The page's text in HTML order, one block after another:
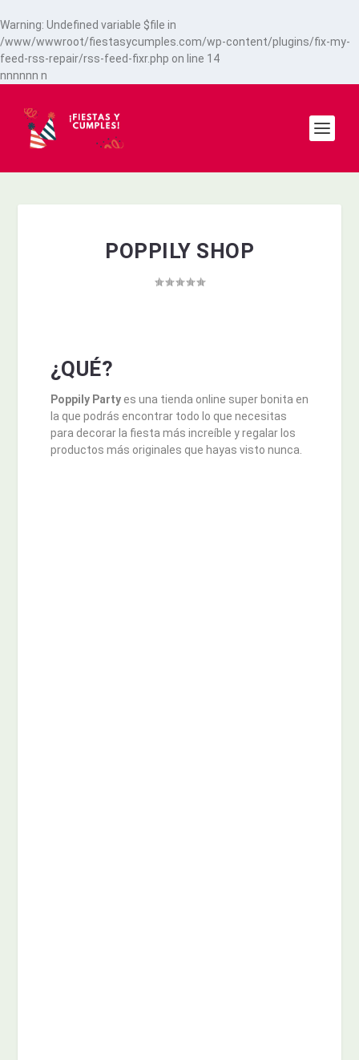
Warning: Undefined variable $file in
/www/wwwroot/fiestasycumples.com/wp-content/plugins/fix-my-
feed-rss-repair/rss-feed-fixr.php on line 14
nnnnnn n
POPPILY SHOP
¿QUÉ?
Poppily Partyes una tienda online super bonita en
la que podrás encontrar todo lo que necesitas
para decorar la fiesta más increíble y regalar los
productos más originales que hayas visto nunca.